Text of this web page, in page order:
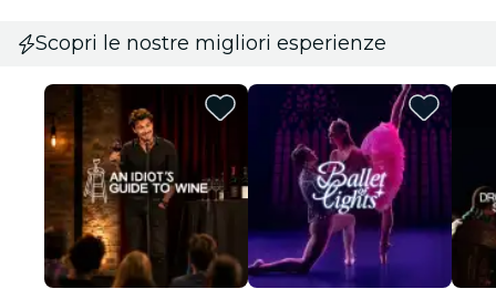
Scopri le nostre migliori esperienze